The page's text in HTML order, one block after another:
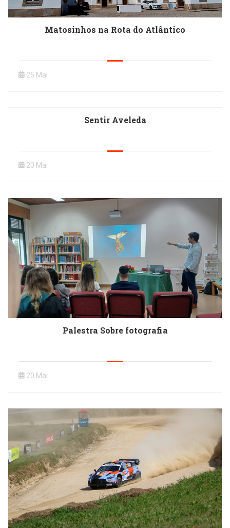
Matosinhos na Rota do Atlântico
25 Mai
Sentir Aveleda
20 Mai
Palestra Sobre fotografia
20 Mai